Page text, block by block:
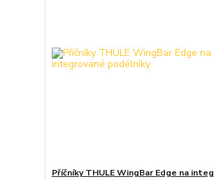
Příčníky THULE WingBar Edge na